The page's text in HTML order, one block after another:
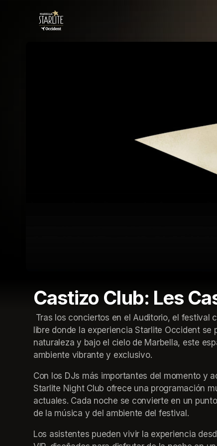
Castizo Club: Les
libre donde la experiencia Starlite Occident
naturaleza y bajo el cielo de Marbella, este
ambiente vibrante y exclusivo.
Con los DJs más importantes del momento y
Starlite Night Club ofrece una programación
actuales. Cada noche se convierte en un
de la música y del ambiente del festival.
Los asistentes pueden vivir la experiencia